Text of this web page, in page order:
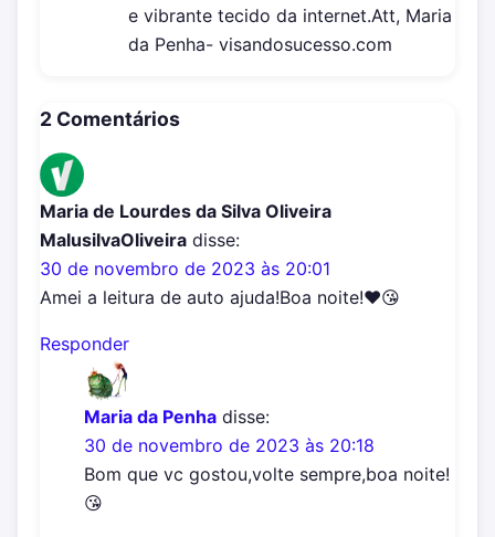
e vibrante tecido da internet.Att, Maria
da Penha- visandosucesso.com
2 Comentários
Maria de Lourdes da Silva Oliveira
MalusilvaOliveira disse:
30 de novembro de 2023 às 20:01
Amei a leitura de auto ajuda!Boa noite!❤😘
Responder
Maria da Penha disse:
30 de novembro de 2023 às 20:18
Bom que vc gostou,volte sempre,boa noite!
😘